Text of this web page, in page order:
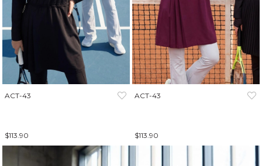
ACT-43
$113.90
ACT-43
$113.90